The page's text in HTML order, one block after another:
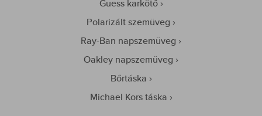
Guess karkötő
Polarizált szemüveg
Ray-Ban napszemüveg
Oakley napszemüveg
Bőrtáska
Michael Kors táska